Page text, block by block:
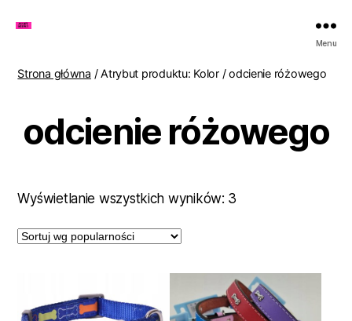
Lenki
Menu
Strona główna / Atrybut produktu: Kolor / odcienie różowego
odcienie różowego
Wyświetlanie wszystkich wyników: 3